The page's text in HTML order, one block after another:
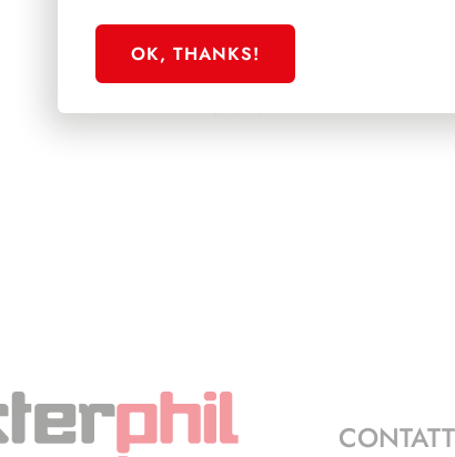
SFORZESCO ITALIA 1985
PAGINE 3+1
OK, THANKS!